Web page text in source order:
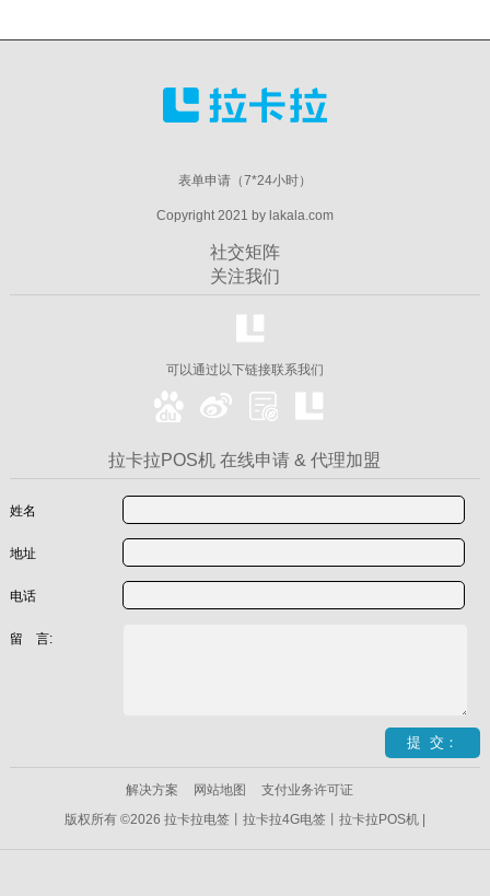
表单申请（7*24小时）
Copyright 2021 by lakala.com
社交矩阵
关注我们
可以通过以下链接联系我们
拉卡拉POS机 在线申请 & 代理加盟
姓名
地址
电话
留 言:
解决方案 网站地图
支付业务许可证
版权所有 ©2026 拉卡拉电签丨拉卡拉4G电签丨拉卡拉POS机 |